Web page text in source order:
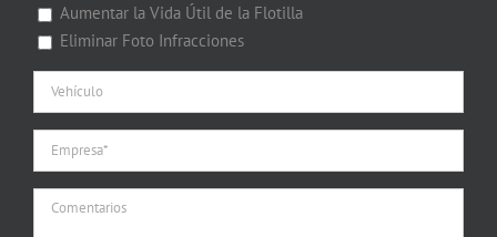
Aumentar la Vida Útil de la Flotilla
Eliminar Foto Infracciones